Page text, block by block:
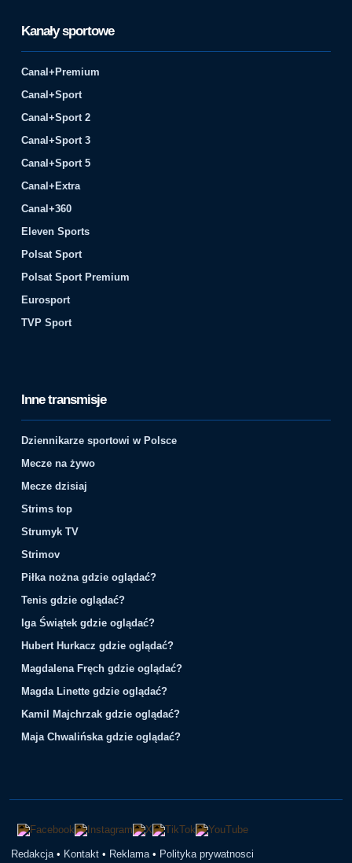
Kanały sportowe
Canal+Premium
Canal+Sport
Canal+Sport 2
Canal+Sport 3
Canal+Sport 5
Canal+Extra
Canal+360
Eleven Sports
Polsat Sport
Polsat Sport Premium
Eurosport
TVP Sport
Inne transmisje
Dziennikarze sportowi w Polsce
Mecze na żywo
Mecze dzisiaj
Strims top
Strumyk TV
Strimov
Piłka nożna gdzie oglądać?
Tenis gdzie oglądać?
Iga Świątek gdzie oglądać?
Hubert Hurkacz gdzie oglądać?
Magdalena Fręch gdzie oglądać?
Magda Linette gdzie oglądać?
Kamil Majchrzak gdzie oglądać?
Maja Chwalińska gdzie oglądać?
Redakcja • Kontakt • Reklama • Polityka prywatnosci